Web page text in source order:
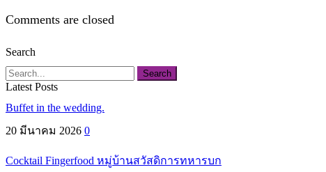
Comments are closed
Search
Search
Latest Posts
Buffet in the wedding.
20 มีนาคม 2026 0
Cocktail Fingerfood หมู่บ้านสวัสดิการทหารบก